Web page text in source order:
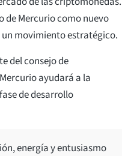
de Mercurio como nuevo
un movimiento estratégico.
del consejo de
ayudará a la
de desarrollo
energía y entusiasmo